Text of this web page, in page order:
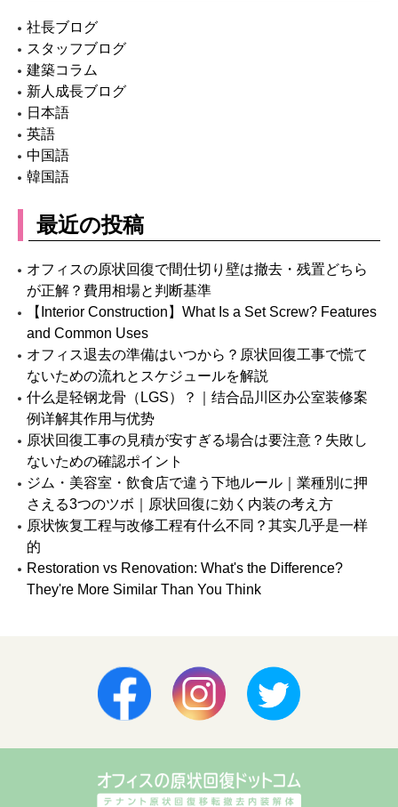
社長ブログ
スタッフブログ
建築コラム
新人成長ブログ
日本語
英語
中国語
韓国語
最近の投稿
オフィスの原状回復で間仕切り壁は撤去・残置どちら
が正解？費用相場と判断基準
【Interior Construction】What Is a Set Screw? Features
and Common Uses
オフィス退去の準備はいつから？原状回復工事で慌て
ないための流れとスケジュールを解説
什么是轻钢龙骨（LGS）？｜结合品川区办公室装修案
例详解其作用与优势
原状回復工事の見積が安すぎる場合は要注意？失敗し
ないための確認ポイント
ジム・美容室・飲食店で違う下地ルール｜業種別に押
さえる3つのツボ｜原状回復に効く内装の考え方
原状恢复工程与改修工程有什么不同？其实几乎是一样
的
Restoration vs Renovation: What's the Difference?
They're More Similar Than You Think